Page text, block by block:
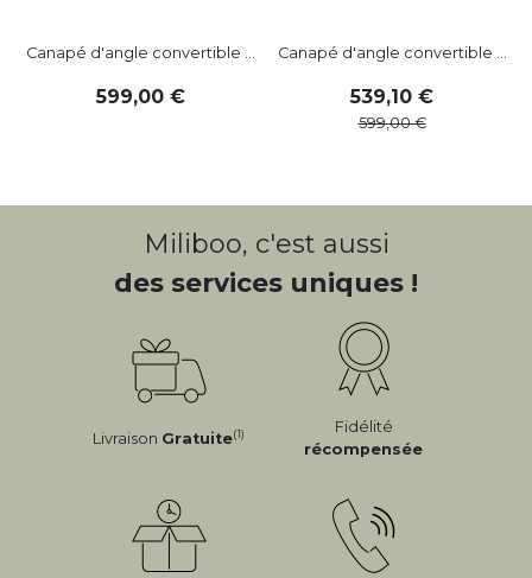
Canapé d'angle convertible ...
599,00
Canapé d'angle convertible ...
539,10
599,00
Miliboo, c'est aussi
des services uniques !
Livraison Gratuite(1)
Fidélité
récompensée